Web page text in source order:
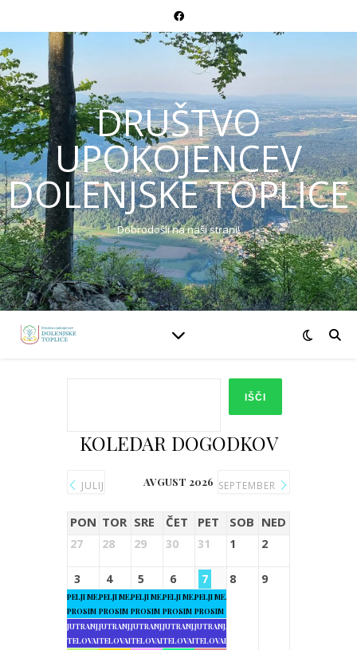
DRUŠTVO
UPOKOJENCEV
DOLENJSKE TOPLICE
Dobrodošli na naši strani!
IŠČI
KOLEDAR DOGODKOV
JULIJ AVGUST 2026 SEPTEMBER
PON TOR SRE ČET PET SOB NED
27 28 29 30 31 1 2
3
PELJI ME,
PROSIM
JUTRANJA
TELOVADBA
4
PELJI ME,
PROSIM
JUTRANJA
TELOVADBA
5
PELJI ME,
PROSIM
JUTRANJA
TELOVADBA
6
PELJI ME,
PROSIM
JUTRANJA
TELOVADBA
7
PELJI ME,
PROSIM
JUTRANJA
TELOVADBA
8 9